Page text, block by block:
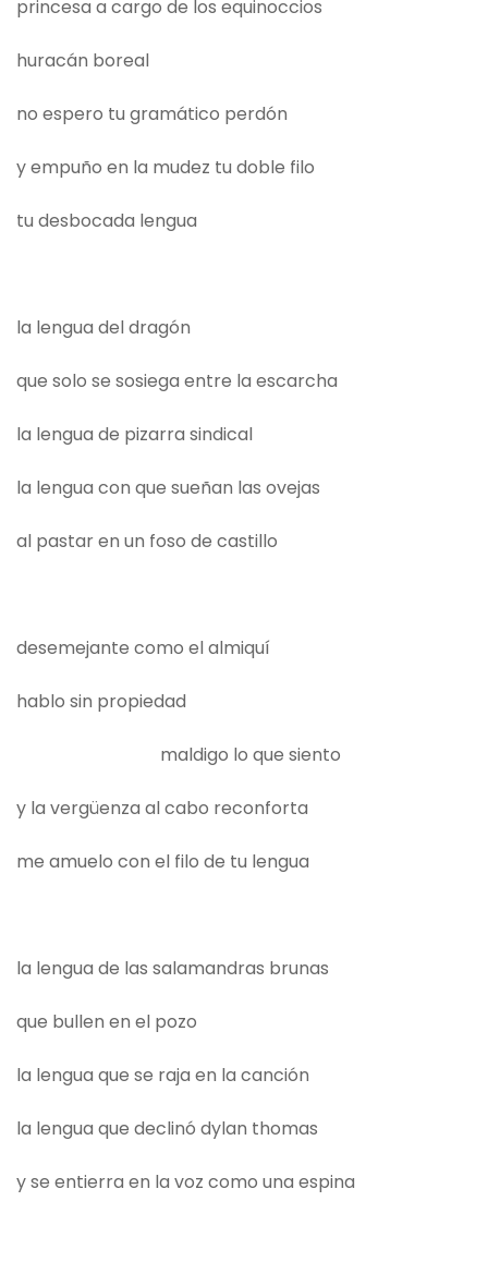
princesa a cargo de los equinoccios
huracán boreal
no espero tu gramático perdón
y empuño en la mudez tu doble filo
tu desbocada lengua
la lengua del dragón
que solo se sosiega entre la escarcha
la lengua de pizarra sindical
la lengua con que sueñan las ovejas
al pastar en un foso de castillo
desemejante como el almiquí
hablo sin propiedad
maldigo lo que siento
y la vergüenza al cabo reconforta
me amuelo con el filo de tu lengua
la lengua de las salamandras brunas
que bullen en el pozo
la lengua que se raja en la canción
la lengua que declinó dylan thomas
y se entierra en la voz como una espina